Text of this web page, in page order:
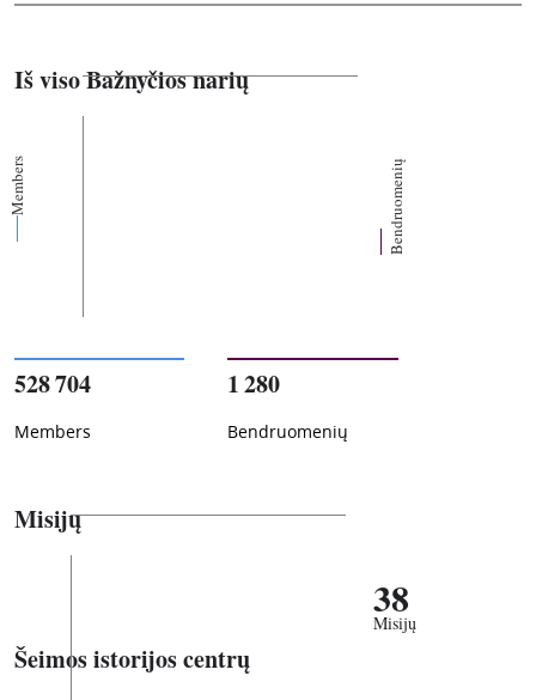
Iš viso Bažnyčios narių
Members Bendruomenių
528 704
Members
1 280
Bendruomenių
Misijų
38
Misijų
Šeimos istorijos centrų